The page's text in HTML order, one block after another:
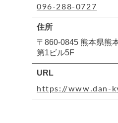
096-288-0727
住所
〒860-0845 熊本県熊
第1ビル5F
URL
https://www.dan-